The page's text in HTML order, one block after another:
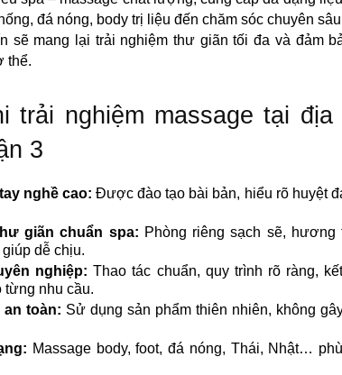
đá nóng, body trị liệu đến chăm sóc chuyên
sẽ mang lại trải nghiệm thư giãn tối đa và đảm
thể.
trải nghiệm massage tại địa
3
nghề cao: Được đào tạo bài bản, hiểu rõ huyệt
giãn chuẩn spa: Phòng riêng sạch sẽ, hương
dễ chịu.
nghiệp: Thao tác chuẩn, quy trình rõ ràng,
từng nhu cầu.
an toàn: Sử dụng sản phẩm thiên nhiên, không
Massage body, foot, đá nóng, Thái, Nhật…